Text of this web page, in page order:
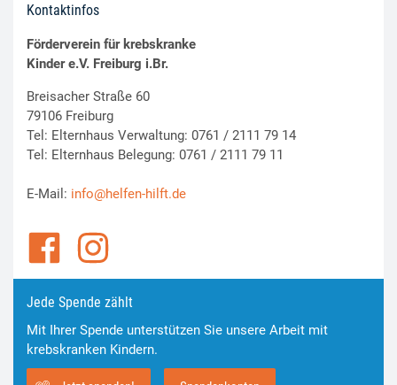
Kontaktinfos
Förderverein für krebskranke
Kinder e.V. Freiburg i.Br.
Breisacher Straße 60
79106 Freiburg
Tel: Elternhaus Verwaltung: 0761 / 2111 79 14
Tel: Elternhaus Belegung: 0761 / 2111 79 11
E-Mail: info@helfen-hilft.de
Jede Spende zählt
Mit Ihrer Spende unterstützen Sie unsere Arbeit mit
krebskranken Kindern.